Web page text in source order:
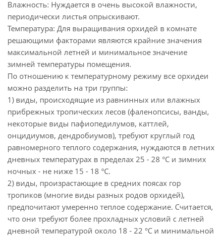
Влажность: Нуждается в очень высокой влажности,
периодически листья опрыскивают.
Температура: Для выращивания орхидей в комнате
решающими факторами являются крайние значения
максимальной летней и минимальное значение
зимней температуры помещения.
По отношению к температурному режиму все орхидеи
можно разделить на три группы:
1) виды, происходящие из равнинных или влажных
прибрежных тропических лесов (фаленопсисы, ванды,
некоторые виды пафиопедилумов, каттлей,
онцидиумов, дендробиумов), требуют круглый год
равномерного теплого содержания, нуждаются в летних
дневных температурах в пределах 25 - 28 °С и зимних
ночных - не ниже 15 - 18 °С.
2) виды, произрастающие в средних поясах гор
тропиков (многие виды разных родов орхидей),
предпочитают умеренно теплое содержание. Считается,
что они требуют более прохладных условий с летней
дневной температурой около 18 - 22 °С и минимальной